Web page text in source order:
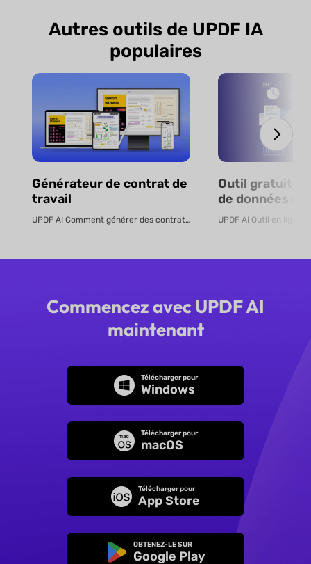
Autres outils de UPDF IA
populaires
Générateur de contrat de
travail
UPDF AI Comment générer des contrats de travail en ligne Créez des cont...
Outil gratuit
de données
par IA - En
Commencez avec UPDF AI
maintenant
Télécharger pour
Windows
Télécharger pour
macOS
Télécharger pour
App Store
OBTENEZ-LE SUR
Google Play